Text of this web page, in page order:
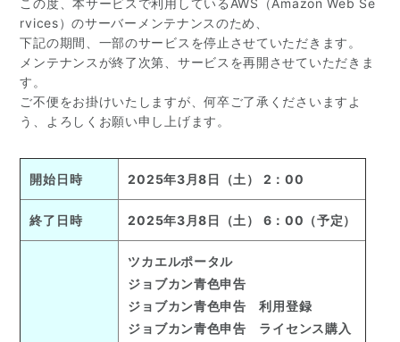
この度、本サービスで利用しているAWS（Amazon Web Se
rvices）のサーバーメンテナンスのため、
下記の期間、一部のサービスを停止させていただきます。
メンテナンスが終了次第、サービスを再開させていただきま
す。
ご不便をお掛けいたしますが、何卒ご了承くださいますよ
う、よろしくお願い申し上げます。
開始日時 2025年3月8日（土） 2：00
終了日時 2025年3月8日（土） 6：00（予定）
ツカエルポータル
ジョブカン青色申告
ジョブカン青色申告 利用登録
ジョブカン青色申告 ライセンス購入